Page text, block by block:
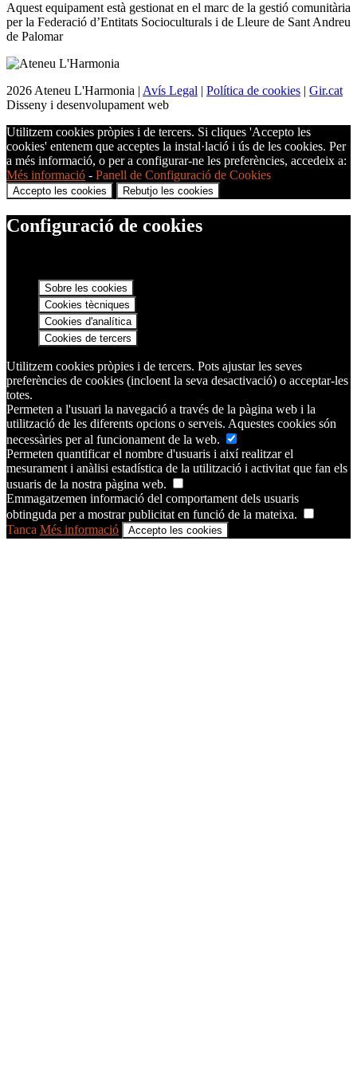
Aquest equipament està gestionat en el marc de la gestió comunitària
per la Federació d’Entitats Socioculturals i de Lleure de Sant Andreu
de Palomar
2026 Ateneu L'Harmonia | Avís Legal | Política de cookies | Gir.cat
Disseny i desenvolupament web
Utilitzem cookies pròpies i de tercers. Si cliques 'Accepto les
cookies' entenem que acceptes la instal·lació i ús de les cookies. Per
a més informació, o per a configurar-ne les preferències, accedeix a:
Més informació - Panell de Configuració de Cookies
Accepto les cookies Rebutjo les cookies
Configuració de cookies
Sobre les cookies
Cookies tècniques
Cookies d'analítica
Cookies de tercers
Utilitzem cookies pròpies i de tercers. Pots ajustar les seves
preferències de cookies (incloent la seva desactivació) o acceptar-les
totes.
Permeten a l'usuari la navegació a través de la pàgina web i la
utilització de les diferents opcions o serveis. Aquestes cookies són
necessàries per al funcionament de la web.
Permeten quantificar el nombre d'usuaris i així realitzar el
mesurament i anàlisi estadística de la utilització i activitat que fan els
usuaris de la nostra pàgina web.
Emmagatzemen informació del comportament dels usuaris
obtinguda per a mostrar publicitat en funció de la mateixa.
Tanca Més informació Accepto les cookies